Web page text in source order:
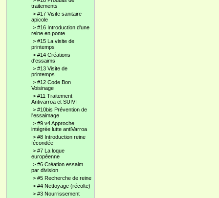
traitements
> #17 Visite sanitaire
apicole
> #16 Introduction d'une
reine en ponte
> #15 La visite de
printemps
> #14 Créations
d'essaims
> #13 Visite de
printemps
> #12 Code Bon
Voisinage
> #11 Traitement
Antivarroa et SUIVI
> #10bis Prévention de
l'essaimage
> #9 v4 Approche
intégrée lutte antiVarroa
> #8 Introduction reine
fécondée
> #7 La loque
européenne
> #6 Création essaim
par division
> #5 Recherche de reine
> #4 Nettoyage (récolte)
> #3 Nourrissement